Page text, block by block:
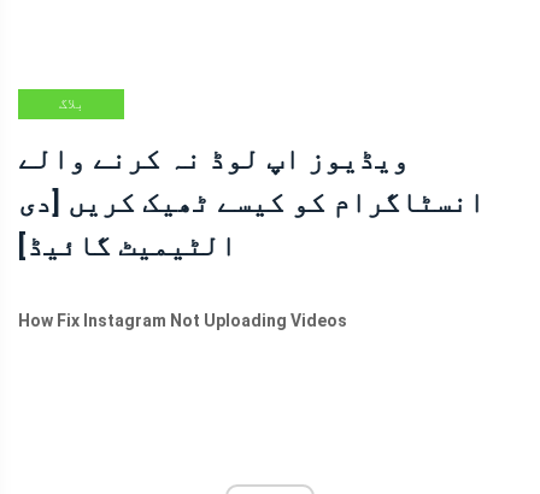
بلاگ
ویڈیوز اپ لوڈ نہ کرنے والے
انسٹاگرام کو کیسے ٹھیک کریں [دی
الٹیمیٹ گائیڈ]
How Fix Instagram Not Uploading Videos